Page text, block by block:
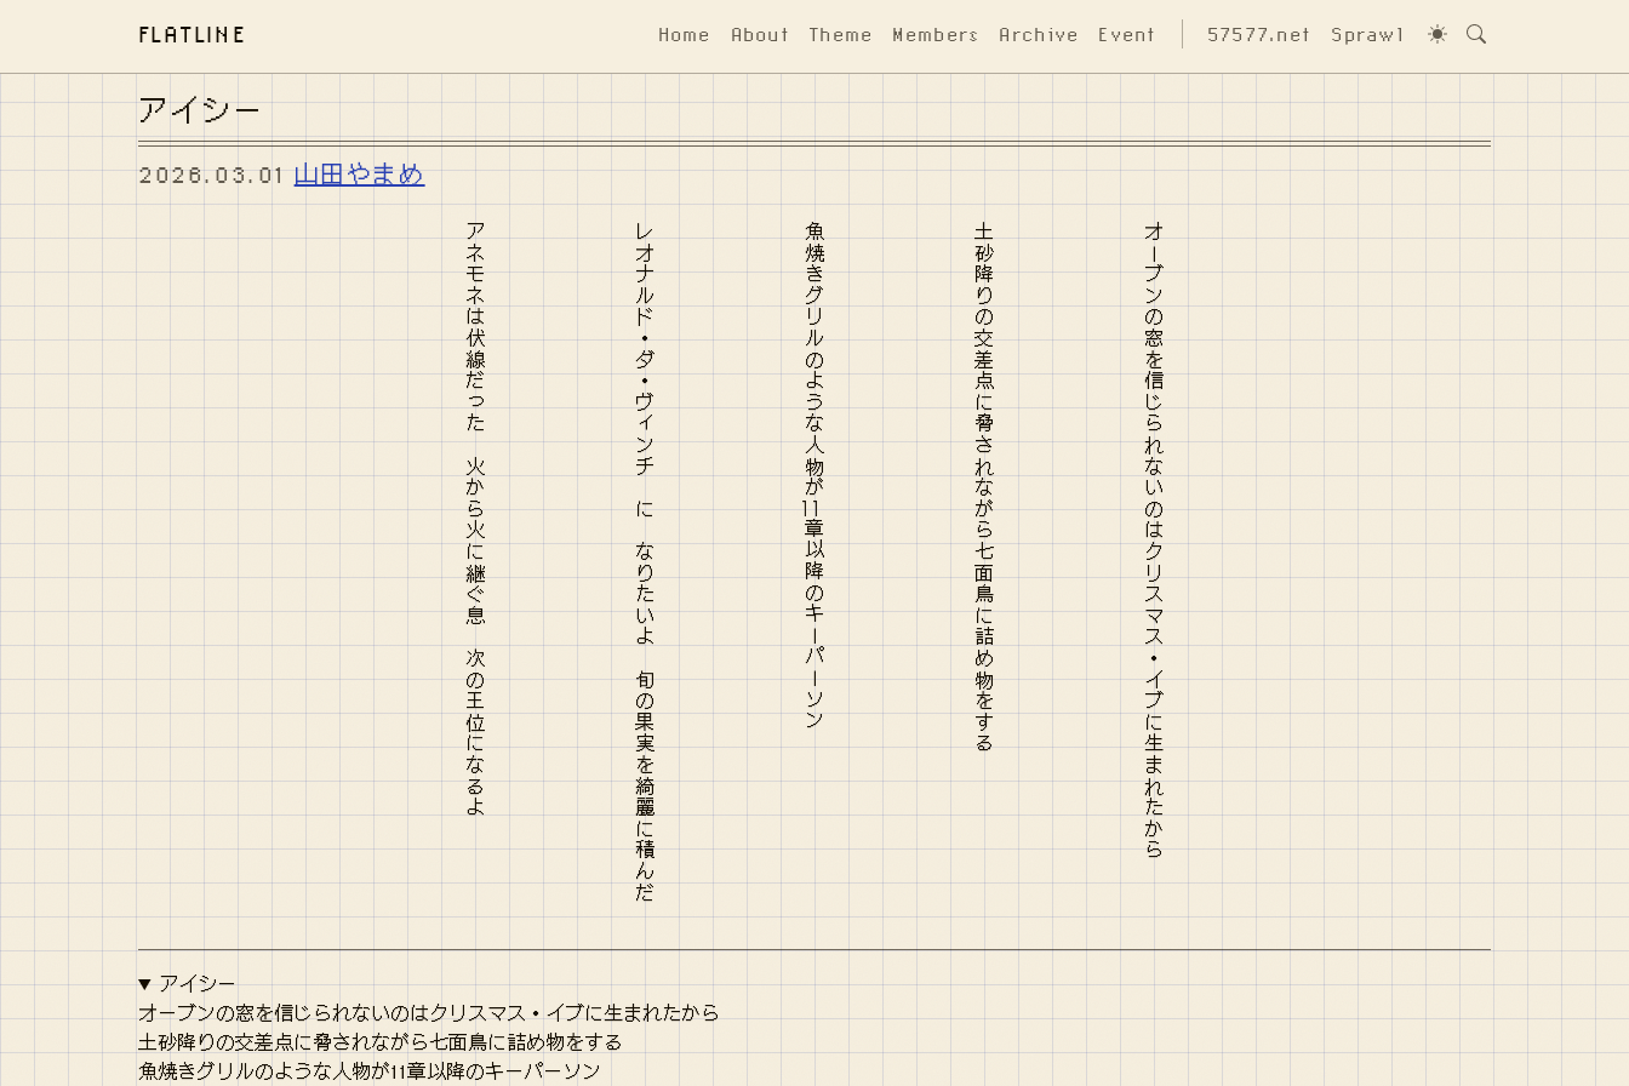
FLATLINE Home About Theme Members Archive Event 57577.net Sprawl
アイシー
2026.03.01山田やまめ
オーブンの窓を信じられないのはクリスマス・イブに生まれたから
土砂降りの交差点に脅されながら七面鳥に詰め物をする
魚焼きグリルのような人物が
11
章以降のキーパーソン
レオナルド・ダ・ヴィンチ に なりたいよ 旬の果実を綺麗に積んだ
アネモネは伏線だった 火から火に継ぐ息 次の王位になるよ
アイシー
オーブンの窓を信じられないのはクリスマス・イブに生まれたから
土砂降りの交差点に脅されながら七面鳥に詰め物をする
魚焼きグリルのような人物が11章以降のキーパーソン